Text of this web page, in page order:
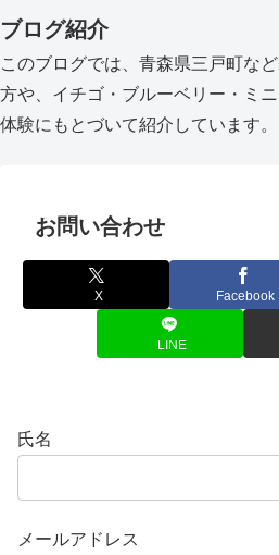
ブログ紹介
このブログでは、青森県三戸町な
方や、イチゴ・ブルーベリー・ミ
体験にもとづいて紹介しています。
お問い合わせ
X Facebook
LINE
氏名
メールアドレス